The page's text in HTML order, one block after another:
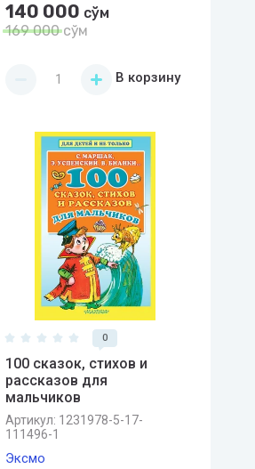
140 000 сўм
169 000сўм
В корзину
0
100 сказок, стихов и
рассказов для
мальчиков
Артикул: 1231978-5-17-
111496-1
Эксмо